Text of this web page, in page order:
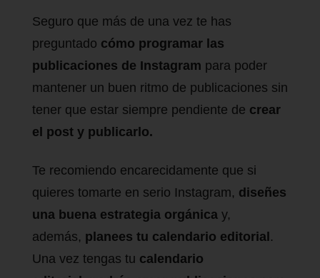
Seguro que más de una vez te has
preguntado cómo programar las
publicaciones de Instagram para poder
mantener un buen ritmo de publicaciones sin
tener que estar siempre pendiente de crear
el post y publicarlo.
Te recomiendo encarecidamente que si
quieres tomarte en serio Instagram, diseñes
una buena estrategia orgánica y,
además, planees tu calendario editorial .
Una vez tengas tu calendario